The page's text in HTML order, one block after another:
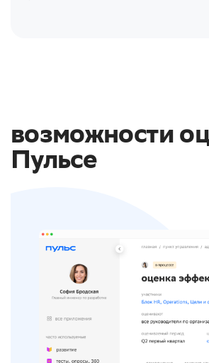
возможности
Пульсе